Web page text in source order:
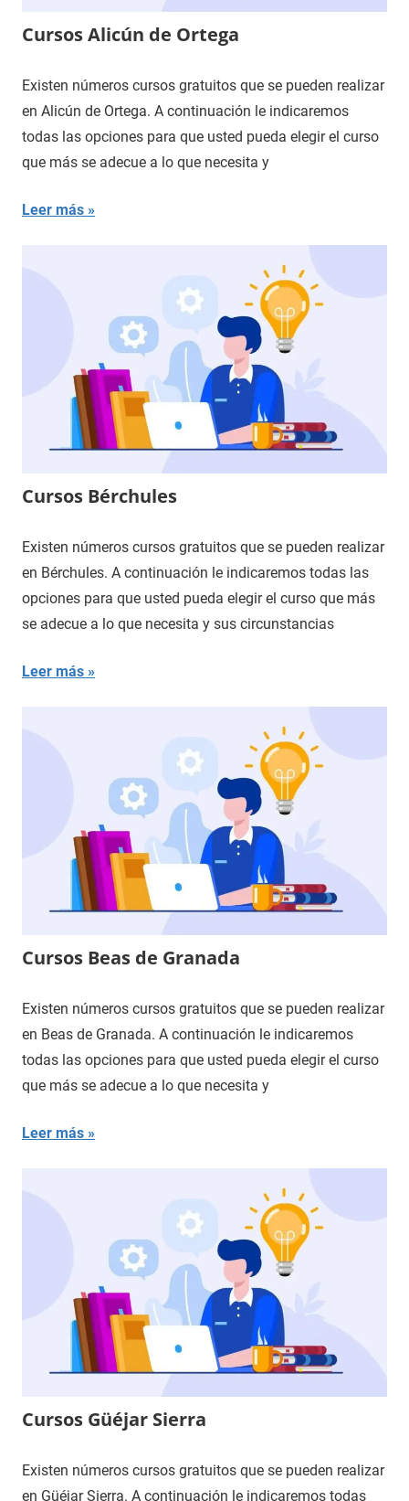
Cursos Alicún de Ortega
Existen números cursos gratuitos que se pueden realizar
en Alicún de Ortega. A continuación le indicaremos
todas las opciones para que usted pueda elegir el curso
que más se adecue a lo que necesita y
Leer más
Cursos Bérchules
Existen números cursos gratuitos que se pueden realizar
en Bérchules. A continuación le indicaremos todas las
opciones para que usted pueda elegir el curso que más
se adecue a lo que necesita y sus circunstancias
Leer más
Cursos Beas de Granada
Existen números cursos gratuitos que se pueden realizar
en Beas de Granada. A continuación le indicaremos
todas las opciones para que usted pueda elegir el curso
que más se adecue a lo que necesita y
Leer más
Cursos Güéjar Sierra
Existen números cursos gratuitos que se pueden realizar
en Güéjar Sierra. A continuación le indicaremos todas